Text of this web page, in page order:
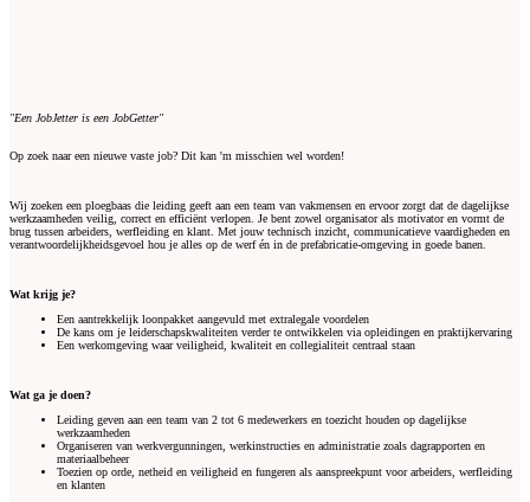
"Een JobJetter is een JobGetter"
Op zoek naar een nieuwe vaste job? Dit kan 'm misschien wel worden!
Wij zoeken een ploegbaas die leiding geeft aan een team van vakmensen en ervoor zorgt dat de dagelijkse
werkzaamheden veilig, correct en efficiënt verlopen. Je bent zowel organisator als motivator en vormt de
brug tussen arbeiders, werfleiding en klant. Met jouw technisch inzicht, communicatieve vaardigheden en
verantwoordelijkheidsgevoel hou je alles op de werf én in de prefabricatie-omgeving in goede banen.
Wat krijg je?
Een aantrekkelijk loonpakket aangevuld met extralegale voordelen
De kans om je leiderschapskwaliteiten verder te ontwikkelen via opleidingen en praktijkervaring
Een werkomgeving waar veiligheid, kwaliteit en collegialiteit centraal staan
Wat ga je doen?
Leiding geven aan een team van 2 tot 6 medewerkers en toezicht houden op dagelijkse
werkzaamheden
Organiseren van werkvergunningen, werkinstructies en administratie zoals dagrapporten en
materiaalbeheer
Toezien op orde, netheid en veiligheid en fungeren als aanspreekpunt voor arbeiders, werfleiding
en klanten